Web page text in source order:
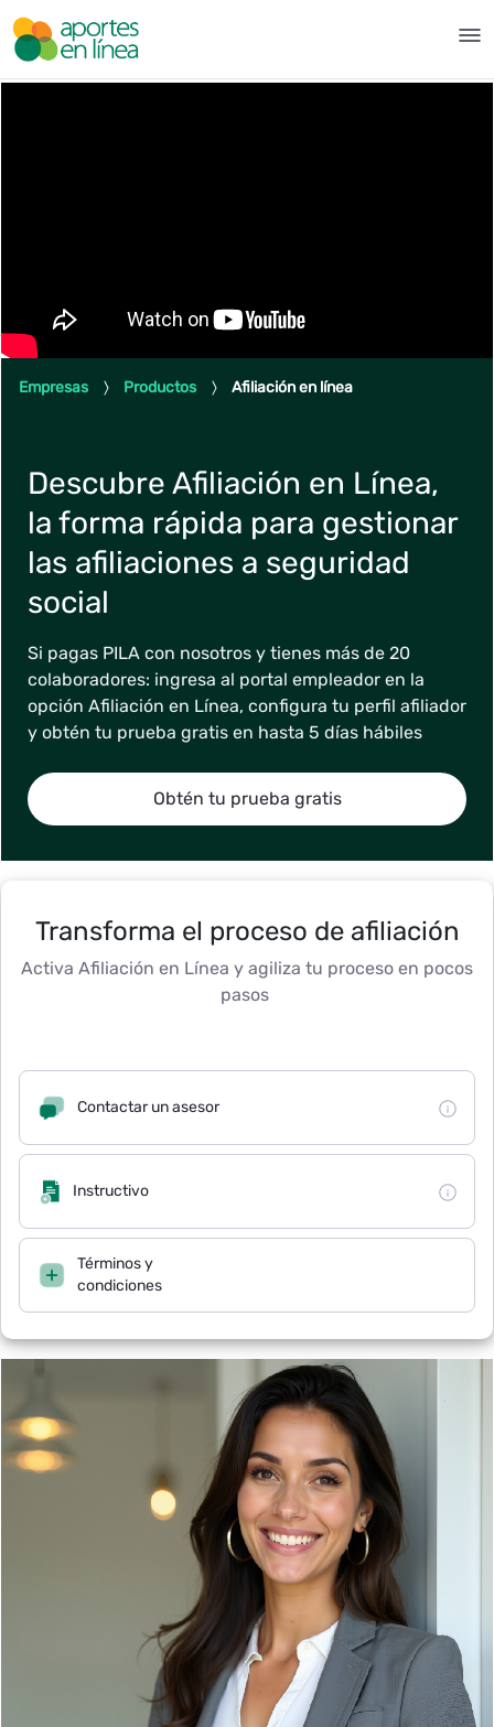
Hoppa till huvudinnehåll
Empresas Productos Afiliación en línea
Descubre Afiliación en Línea,
la forma rápida para gestionar
las afiliaciones a seguridad
social
Si pagas PILA con nosotros y tienes más de 20
colaboradores: ingresa al portal empleador en la
opción Afiliación en Línea, configura tu perfil afiliador
y obtén tu prueba gratis en hasta 5 días hábiles
Obtén tu prueba gratis
Transforma el proceso de afiliación
Activa Afiliación en Línea y agiliza tu proceso en pocos
pasos
Contactar un asesor
Instructivo
Términos y
condiciones